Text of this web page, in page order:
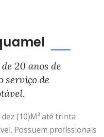
20 anos de
serviço de
(10)M³ até trinta
Possuem profissionais